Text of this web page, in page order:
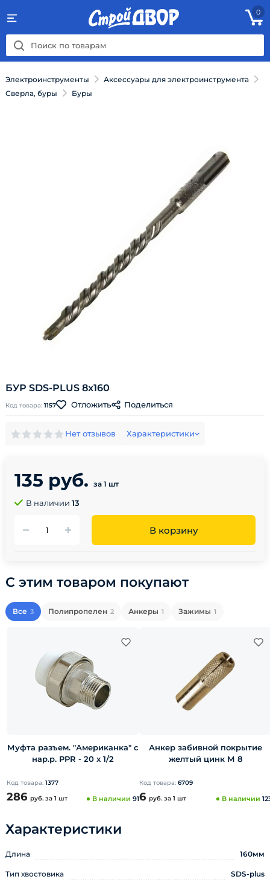
0
Электроинструменты
Аксессуары для электроинструмента
Сверла, буры
Буры
БУР SDS-PLUS 8x160
Код товара: 1157 Отложить Поделиться
Нет отзывов Характеристики
135 руб. за 1 шт
В наличии 13
В корзину
С этим товаром покупают
Все 3 Полипропелен 2 Анкеры 1 Зажимы 1
Муфта разъем. "Американка" с
нар.р. PPR - 20 x 1/2
Код товара: 1377
286 руб. за 1 шт В наличии 91
Анкер забивной покрытие
желтый цинк М 8
Код товара: 6709
6 руб. за 1 шт В наличии
Характеристики
Длина 160мм
Тип хвостовика SDS-plus